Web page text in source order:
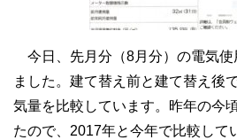
今日、先月分（8月分）の電気使
ました。建て替え前と建て替え後
気量を比較しています。昨年の今
たので、2017年と今年で比較し